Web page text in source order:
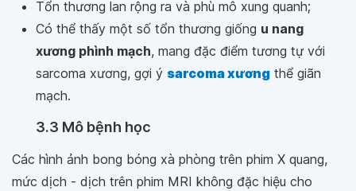
Tổn thương lan rộng ra và phù mô xung quanh;
Có thể thấy một số tổn thương giống u nang
xương phình mạch, mang đặc điểm tương tự với
sarcoma xương, gợi ý sarcoma xương thể giãn
mạch.
3.3 Mô bệnh học
Các hình ảnh bong bóng xà phòng trên phim X quang,
mức dịch - dịch trên phim MRI không đặc hiệu cho